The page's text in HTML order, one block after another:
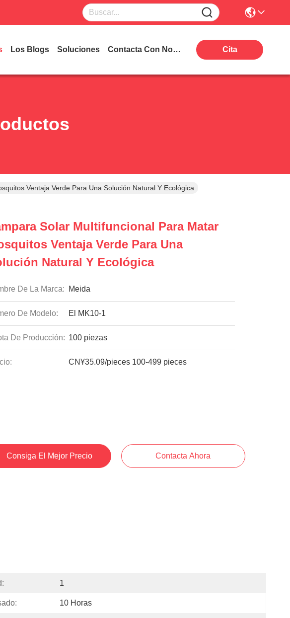
Los Blogs Soluciones Contacta Con Nosotros Cita
Ventaja Verde Para Una Solución Natural Y Ecológica
Solar Multifuncional Para Matar
Ventaja Verde Para Una
Natural Y Ecológica
De La Marca: Meida
De Modelo: El MK10-1
De Producción: 100 piezas
CN¥35.09/pieces 100-499 pieces
Consiga El Mejor Precio Contacta Ahora
1
10 Horas